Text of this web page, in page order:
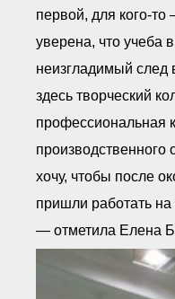
первой, для кого-
уверена, что учеба
неизгладимый след
здесь творческий
профессиональная
хочу, чтобы после
пришли работать на
— отметила Елена